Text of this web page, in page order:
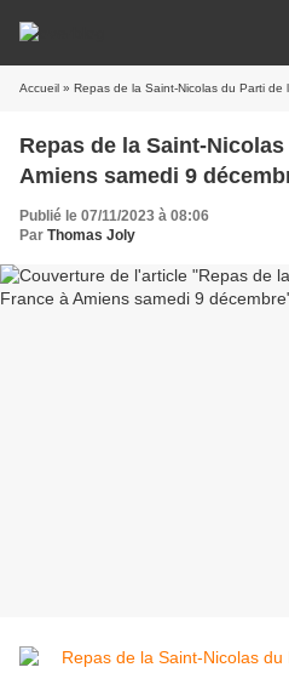
Accueil » Repas de la Saint-Nicolas du Parti de
Repas de la Saint-
Amiens samedi 9
Publié le 07/11/2023 à 08:06
Par Thomas Joly